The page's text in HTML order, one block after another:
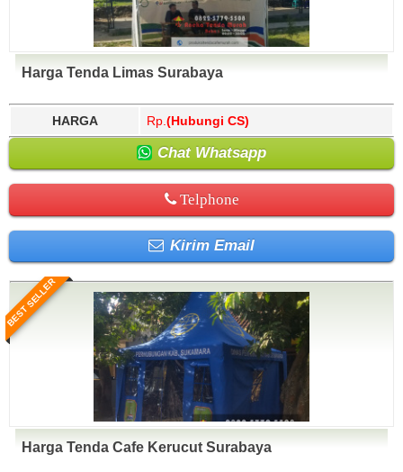
Harga Tenda Limas Surabaya
HARGA Rp. (Hubungi CS)
Chat Whatsapp
Telphone
Kirim Email
BEST SELLER
Harga Tenda Cafe Kerucut Surabaya